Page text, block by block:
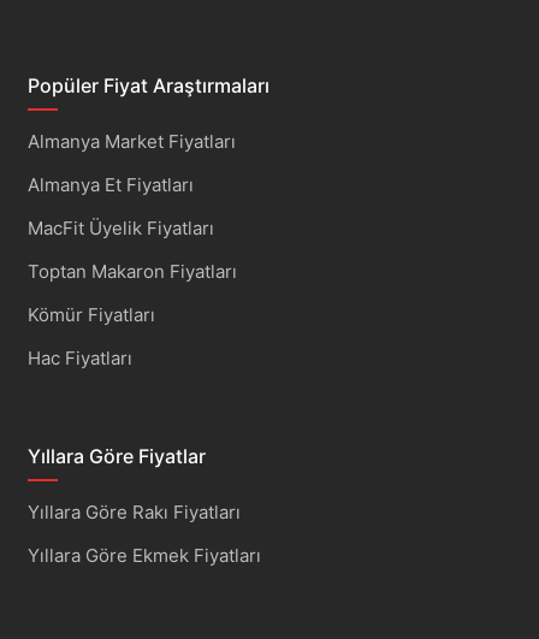
Popüler Fiyat Araştırmaları
Almanya Market Fiyatları
Almanya Et Fiyatları
MacFit Üyelik Fiyatları
Toptan Makaron Fiyatları
Kömür Fiyatları
Hac Fiyatları
Yıllara Göre Fiyatlar
Yıllara Göre Rakı Fiyatları
Yıllara Göre Ekmek Fiyatları